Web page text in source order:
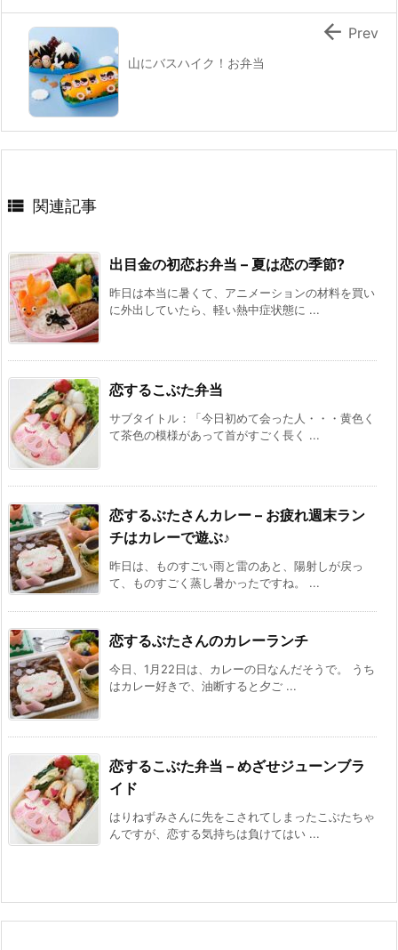
山にバスハイク！お弁当
 Prev
 関連記事
出目金の初恋お弁当 – 夏は恋の季節?
昨日は本当に暑くて、アニメーションの材料を買い
に外出していたら、軽い熱中症状態に ...
恋するこぶた弁当
サブタイトル：「今日初めて会った人・・・黄色く
て茶色の模様があって首がすごく長く ...
恋するぶたさんカレー – お疲れ週末ラン
チはカレーで遊ぶ♪
昨日は、ものすごい雨と雷のあと、陽射しが戻っ
て、ものすごく蒸し暑かったですね。 ...
恋するぶたさんのカレーランチ
今日、1月22日は、カレーの日なんだそうで。 うち
はカレー好きで、油断すると夕ご ...
恋するこぶた弁当 – めざせジューンブラ
イド
はりねずみさんに先をこされてしまったこぶたちゃ
んですが、恋する気持ちは負けてはい ...